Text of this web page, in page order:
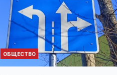
ОБЩЕСТВО